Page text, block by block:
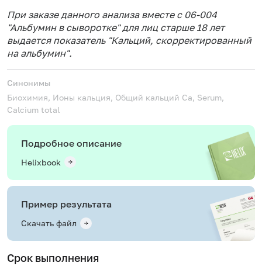
При заказе данного анализа вместе с 06-004
"Альбумин в сыворотке" для лиц старше 18 лет
выдается показатель "Кальций, скорректированный
на альбумин".
Синонимы
Биохимия, Ионы кальция, Общий кальций Ca, Serum,
Calcium total
Подробное описание
Helixbook
Пример результата
Скачать файл
Срок выполнения